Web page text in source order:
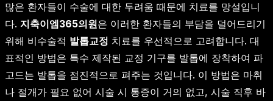
많은 환자들이 수술에 대한 두려움 때문에 치료를 망설입니
다. 지축이엠365의원은 이러한 환자들의 부담을 덜어드리기
위해 비수술적 발톱교정 치료를 우선적으로 고려합니다. 대
표적인 방법은 특수 제작된 교정 기구를 발톱에 장착하여 파
고드는 발톱을 점진적으로 펴주는 것입니다. 이 방법은 마취
나 절개가 필요 없어 시술 시 통증이 거의 없고, 시술 직후 바